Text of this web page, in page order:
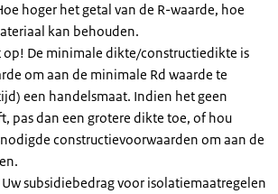
hoger het getal van de R-waarde, hoe
kan behouden.
op! De minimale dikte/constructiedikte is
om aan de minimale Rd waarde te
een handelsmaat. Indien het geen
pas dan een grotere dikte toe, of hou
constructievoorwaarden om aan de
Uw subsidiebedrag voor isolatiemaatregelen